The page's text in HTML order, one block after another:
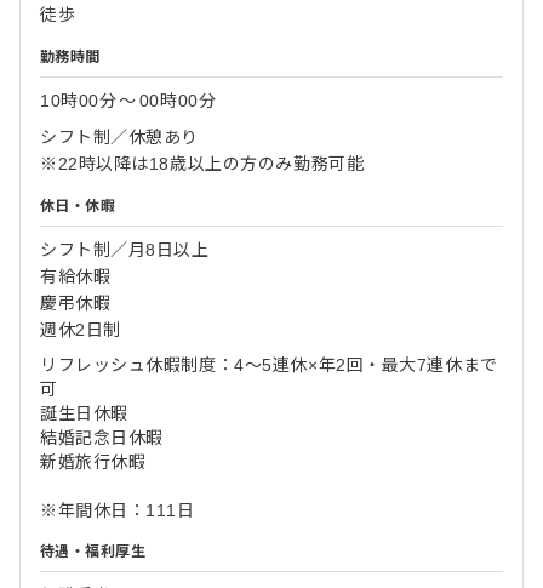
徒歩
勤務時間
10時00分〜00時00分
シフト制／休憩あり
※22時以降は18歳以上の方のみ勤務可能
休日・休暇
シフト制／月8日以上
有給休暇
慶弔休暇
週休2日制
リフレッシュ休暇制度：4～5連休×年2回・最大7連休まで
可
誕生日休暇
結婚記念日休暇
新婚旅行休暇
※年間休日：111日
待遇・福利厚生